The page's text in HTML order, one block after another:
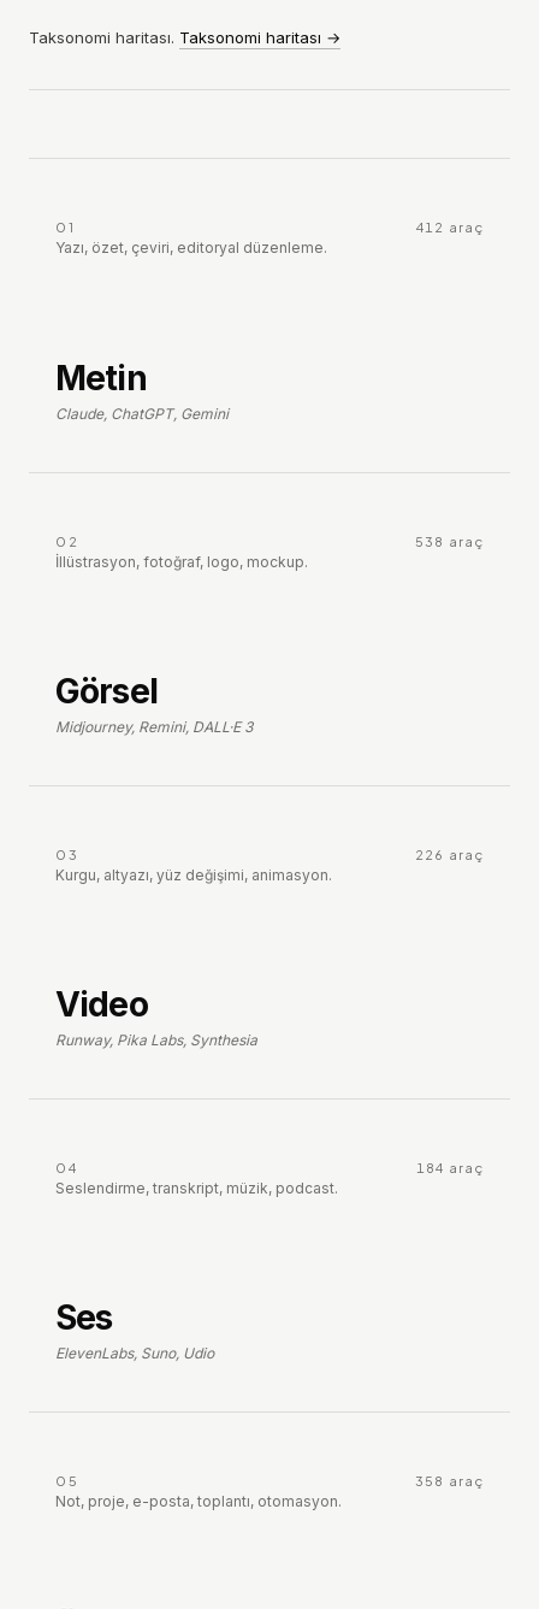
Taksonomi haritası. Taksonomi haritası →
01 412 araç
Yazı, özet, çeviri, editoryal düzenleme.
Metin
Claude, ChatGPT, Gemini
02 538 araç
İllüstrasyon, fotoğraf, logo, mockup.
Görsel
Midjourney, Remini, DALL·E 3
03 226 araç
Kurgu, altyazı, yüz değişimi, animasyon.
Video
Runway, Pika Labs, Synthesia
04 184 araç
Seslendirme, transkript, müzik, podcast.
Ses
ElevenLabs, Suno, Udio
05 358 araç
Not, proje, e-posta, toplantı, otomasyon.